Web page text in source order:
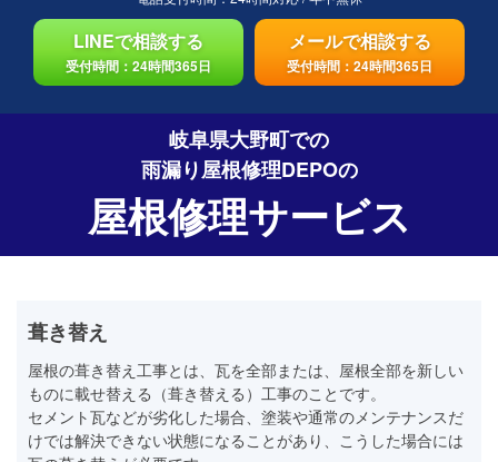
LINEで相談する
受付時間：24時間365日
メールで相談する
受付時間：24時間365日
岐阜県大野町での
雨漏り屋根修理DEPOの
屋根修理サービス
葺き替え
屋根の葺き替え工事とは、瓦を全部または、屋根全部を新しい
ものに載せ替える（葺き替える）工事のことです。
セメント瓦などが劣化した場合、塗装や通常のメンテナンスだ
けでは解決できない状態になることがあり、こうした場合には